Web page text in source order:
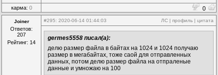
FastStop=0
link(onExec,13755750:doEnum,[])
Add(Button,5944194,161,420)
{
Left=130
Width=90
Height=40
Font=[MS Sans Serif,10,1,255,1]
Caption="perenos"
карма: 0 0
Joiner
Ответов:
207
Рейтинг: 14
#295: 2020-06-14 01:44:03 ЛС | профиль | цитата
germes5558 писал(а):
делю размер файла в байтах на 1024 и 1024 получаю
размер в мегабайтах, тоже саой для отправленных
данных, потом делю размер файла на отпраленые
данные и умножаю на 100